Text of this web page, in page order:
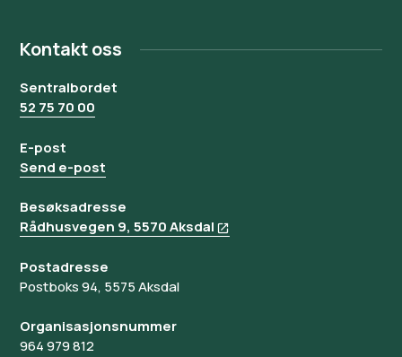
Kontakt oss
Sentralbordet
52 75 70 00
E-post
Send e-post
Besøksadresse
Rådhusvegen 9, 5570 Aksdal
Postadresse
Postboks 94, 5575 Aksdal
Organisasjonsnummer
964 979 812